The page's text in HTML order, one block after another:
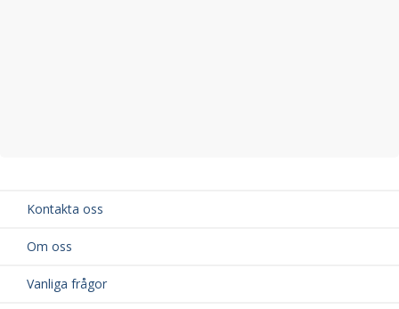
Kontakta oss
Om oss
Vanliga frågor